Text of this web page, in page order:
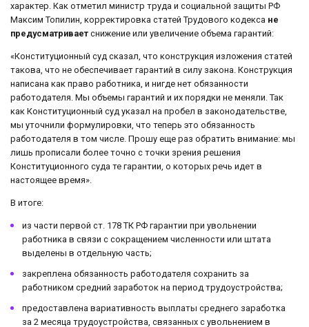
характер. Как отметил министр труда и социальной защиты РФ
Максим Топилин, корректировка статей Трудового кодекса не
предусматривает снижение или увеличение объема гарантий:
«Конституционный суд сказал, что конструкция изложения статей
такова, что не обеспечивает гарантий в силу закона. Конструкция
написана как право работника, и нигде нет обязанности
работодателя. Мы объемы гарантий и их порядки не меняли. Так
как Конституционный суд указал на пробел в законодательстве,
мы уточнили формулировки, что теперь это обязанность
работодателя в том числе. Прошу еще раз обратить внимание: мы
лишь прописали более точно с точки зрения решения
Конституционного суда те гарантии, о которых речь идет в
настоящее время».
В итоге:
из части первой ст. 178 ТК РФ гарантии при увольнении
работника в связи с сокращением численности или штата
выделены в отдельную часть;
закреплена обязанность работодателя сохранить за
работником средний заработок на период трудоустройства;
предоставлена вариативность выплаты среднего заработка
за 2 месяца трудоустройства, связанных с увольнением в